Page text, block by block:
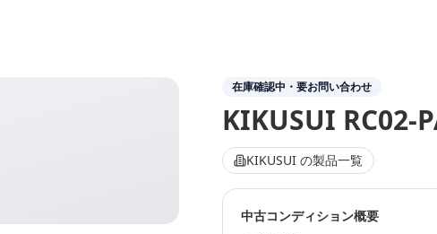
在庫確認中・要お問い合わせ
KIKUSUI RC02-
KIKUSUI の製品一覧
中古コンディション概要